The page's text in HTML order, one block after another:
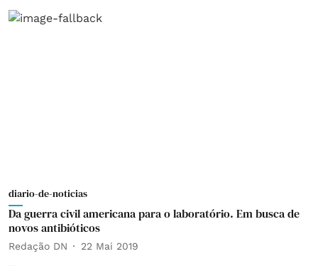
diario-de-noticias
Da guerra civil americana para o laboratório. Em busca de
novos antibióticos
Redação DN 22 Mai 2019